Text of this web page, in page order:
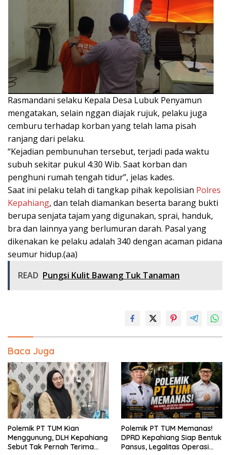
Rasmandani selaku Kepala Desa Lubuk Penyamun
mengatakan, selain nggan diajak rujuk, pelaku juga
cemburu terhadap korban yang telah lama pisah
ranjang dari pelaku.
“Kejadian pembunuhan tersebut, terjadi pada waktu
subuh sekitar pukul 4:30 Wib. Saat korban dan
penghuni rumah tengah tidur”, jelas kades.
Saat ini pelaku telah di tangkap pihak kepolisian Polres
Kepahiang, dan telah diamankan beserta barang bukti
berupa senjata tajam yang digunakan, sprai, handuk,
bra dan lainnya yang berlumuran darah. Pasal yang
dikenakan ke pelaku adalah 340 dengan acaman pidana
seumur hidup.(aa)
READ Pungsi Kulit Bawang Tuk Tanaman
Baca Juga
Polemik PT TUM Kian
Menggunung, DLH Kepahiang
Sebut Tak Pernah Terima
Polemik PT TUM Memanas!
DPRD Kepahiang Siap Bentuk
Pansus, Legalitas Operasi